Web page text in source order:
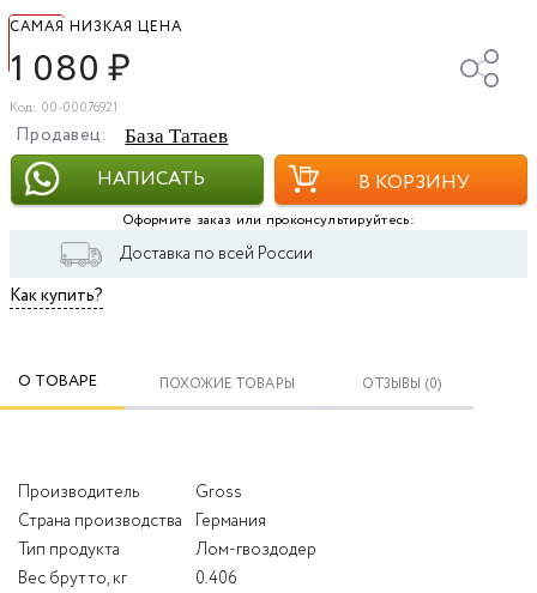
САМАЯ НИЗКАЯ ЦЕНА
1 080₽
Код: 00-00076921
Продавец: База Татаев
НАПИСАТЬ В КОРЗИНУ
Оформите заказ или проконсультируйтесь:
Доставка по всей России
Как купить?
О ТОВАРЕ ПОХОЖИЕ ТОВАРЫ ОТЗЫВЫ (0)
Производитель
Gross
Страна производства
Германия
Тип продукта
Лом-гвоздодер
Вес брутто, кг
0.406